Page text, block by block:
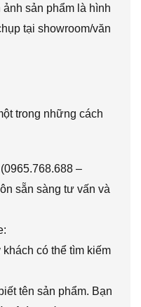
sản phẩm là hình
tại showroom/văn
trong những cách
–
sẵn sàng tư vấn và
có thể tìm kiếm
tên sản phẩm. Bạn